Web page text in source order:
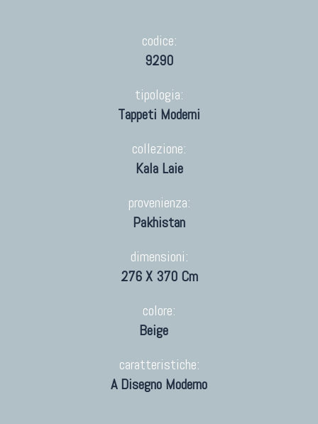
codice:
9290
tipologia:
Tappeti Moderni
collezione:
Kala Laie
provenienza:
Pakhistan
dimensioni:
276 X 370 Cm
colore:
Beige
caratteristiche:
A Disegno Moderno